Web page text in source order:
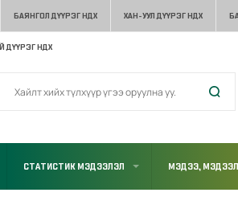
БАЯНГОЛ ДҮҮРЭГ НДХ ХАН-УУЛ ДҮҮРЭГ НДХ
ДҮҮРЭГ НДХ
СТАТИСТИК МЭДЭЭЛЭЛ МЭДЭЭ,